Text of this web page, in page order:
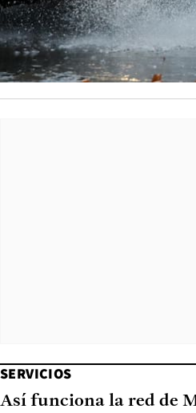
SERVICIOS
Así funciona la red de